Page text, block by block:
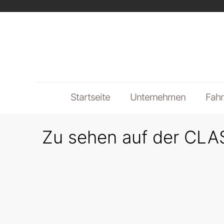
Startseite Unternehmen
Zu sehen auf der